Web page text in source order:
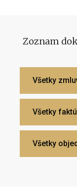
Zoznam
Všetky
Všetky
Všetky